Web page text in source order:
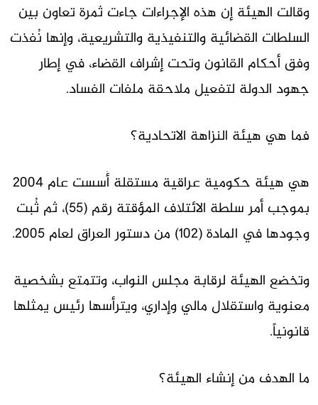
وقالت الهيئة إن هذه الإجراءات جاءت ثمرة تعاون بين
السلطات القضائية والتنفيذية والتشريعية، وإنها نُفذت
وفق أحكام القانون وتحت إشراف القضاء، في إطار
جهود الدولة لتفعيل ملاحقة ملفات الفساد.
فما هي هيئة النزاهة الاتحادية؟
هي هيئة حكومية عراقية مستقلة أُسست عام 2004
بموجب أمر سلطة الائتلاف المؤقتة رقم (55)، ثم ثُبت
وجودها في المادة (102) من دستور العراق لعام 2005.
وتخضع الهيئة لرقابة مجلس النواب، وتتمتع بشخصية
معنوية واستقلال مالي وإداري، ويترأسها رئيس يمثلها
قانونياً.
ما الهدف من إنشاء الهيئة؟